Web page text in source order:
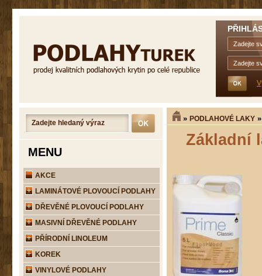
» PODLAHOVÉ LAKY
Základní
MENU
AKCE
LAMINÁTOVÉ PLOVOUCÍ PODLAHY
DŘEVĚNÉ PLOVOUCÍ PODLAHY
MASIVNÍ DŘEVĚNÉ PODLAHY
PŘÍRODNÍ LINOLEUM
KOREK
VINYLOVÉ PODLAHY